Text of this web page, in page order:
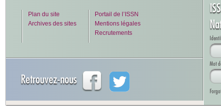
Plan du site
Archives des sites
Portail de l’ISSN
Mentions légales
Recrutements
Retrouvez-nous
Mot